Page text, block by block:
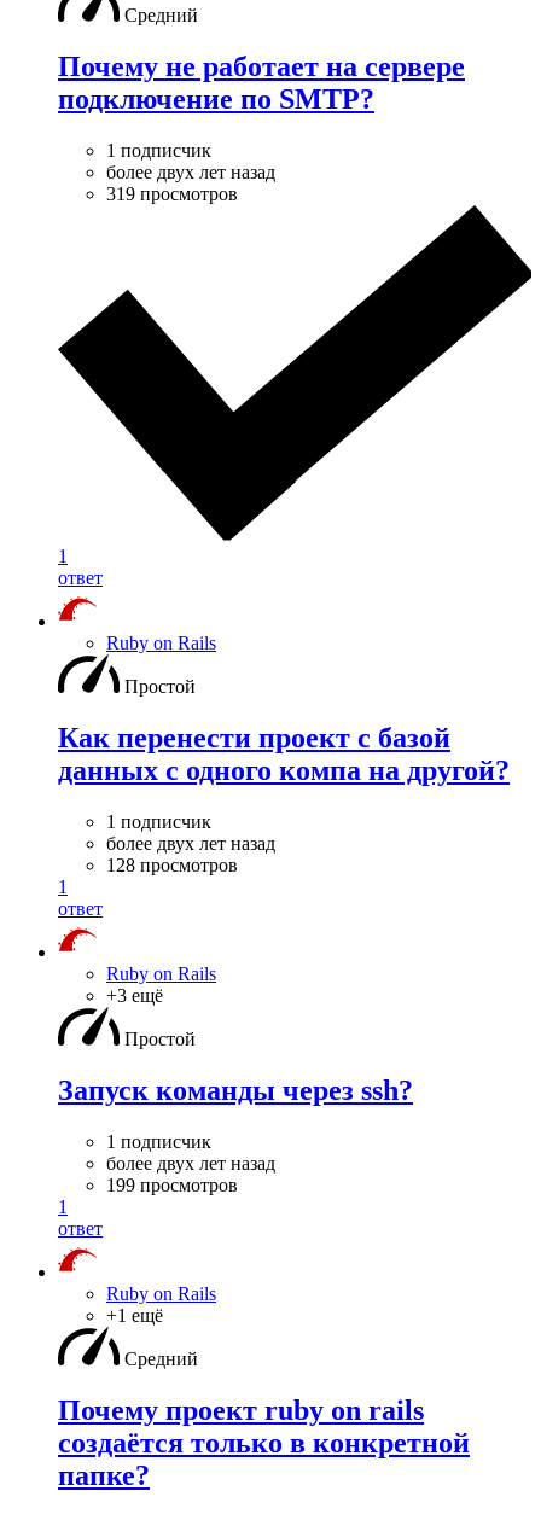
Средний
Почему не работает на сервере
подключение по SMTP?
1 подписчик
более двух лет назад
319 просмотров
1
ответ
Ruby on Rails
Простой
Как перенести проект с базой
данных с одного компа на другой?
1 подписчик
более двух лет назад
128 просмотров
1
ответ
Ruby on Rails
+3 ещё
Простой
Запуск команды через ssh?
1 подписчик
более двух лет назад
199 просмотров
1
ответ
Ruby on Rails
+1 ещё
Средний
Почему проект ruby on rails
создаётся только в конкретной
папке?